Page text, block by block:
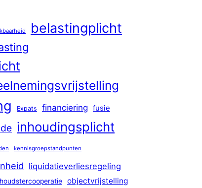
belastingplicht
Expats financiering fusie
inhoudingsplicht
kennisgroepstandpunten
liquidatieverliesregeling
objectvrijstelling